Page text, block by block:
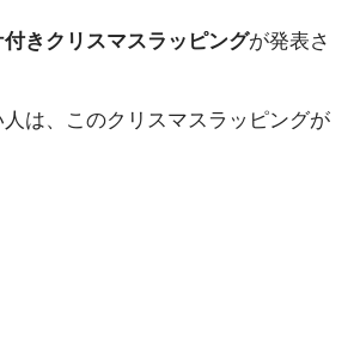
きクリスマスラッピングが発表さ
は、このクリスマスラッピングが